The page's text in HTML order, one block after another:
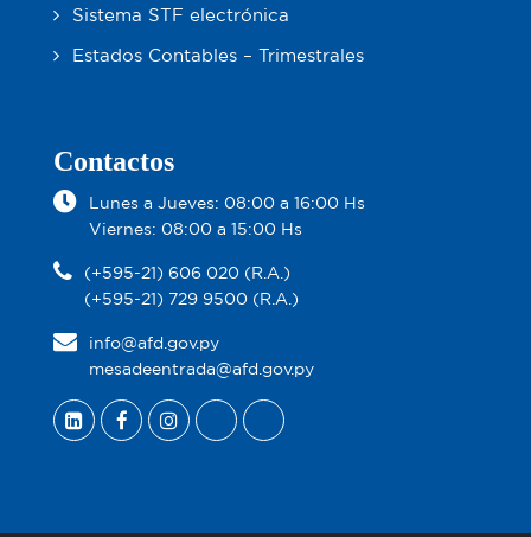
Sistema STF electrónica
Estados Contables – Trimestrales
Contactos
Lunes a Jueves: 08:00 a 16:00 Hs
Viernes: 08:00 a 15:00 Hs
(+595-21) 606 020 (R.A.)
(+595-21) 729 9500 (R.A.)
info@afd.gov.py
mesadeentrada@afd.gov.py